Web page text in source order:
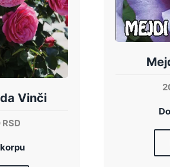
Vinči
RSD